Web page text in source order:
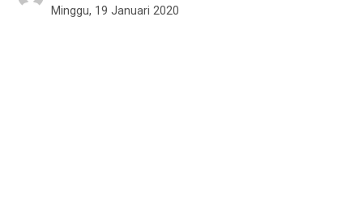
Minggu, 19 Januari 2020